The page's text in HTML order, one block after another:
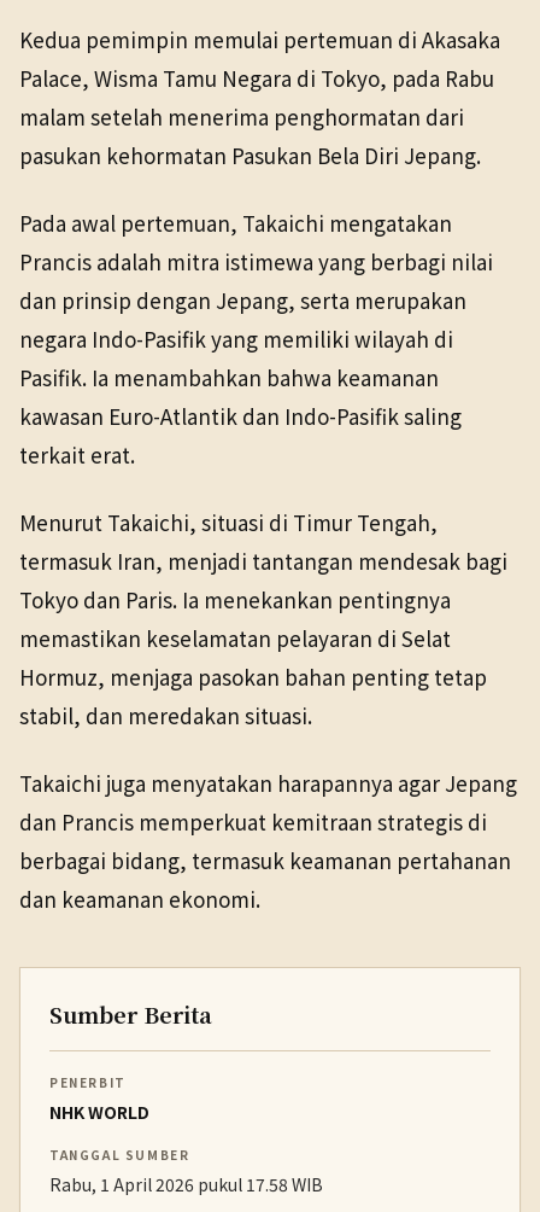
Kedua pemimpin memulai pertemuan di Akasaka
Palace, Wisma Tamu Negara di Tokyo, pada Rabu
malam setelah menerima penghormatan dari
pasukan kehormatan Pasukan Bela Diri Jepang.
Pada awal pertemuan, Takaichi mengatakan
Prancis adalah mitra istimewa yang berbagi nilai
dan prinsip dengan Jepang, serta merupakan
negara Indo-Pasifik yang memiliki wilayah di
Pasifik. Ia menambahkan bahwa keamanan
kawasan Euro-Atlantik dan Indo-Pasifik saling
terkait erat.
Menurut Takaichi, situasi di Timur Tengah,
termasuk Iran, menjadi tantangan mendesak bagi
Tokyo dan Paris. Ia menekankan pentingnya
memastikan keselamatan pelayaran di Selat
Hormuz, menjaga pasokan bahan penting tetap
stabil, dan meredakan situasi.
Takaichi juga menyatakan harapannya agar Jepang
dan Prancis memperkuat kemitraan strategis di
berbagai bidang, termasuk keamanan pertahanan
dan keamanan ekonomi.
Sumber Berita
PENERBIT
NHK WORLD
TANGGAL SUMBER
Rabu, 1 April 2026 pukul 17.58 WIB